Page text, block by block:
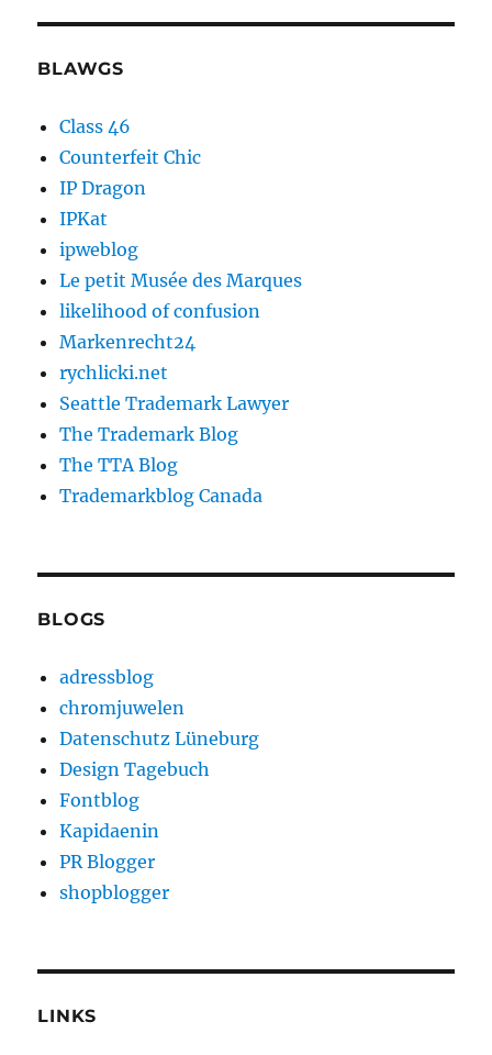
BLAWGS
Class 46
Counterfeit Chic
IP Dragon
IPKat
ipweblog
Le petit Musée des Marques
likelihood of confusion
Markenrecht24
rychlicki.net
Seattle Trademark Lawyer
The Trademark Blog
The TTA Blog
Trademarkblog Canada
BLOGS
adressblog
chromjuwelen
Datenschutz Lüneburg
Design Tagebuch
Fontblog
Kapidaenin
PR Blogger
shopblogger
LINKS